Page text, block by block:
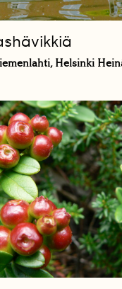
Helsinki